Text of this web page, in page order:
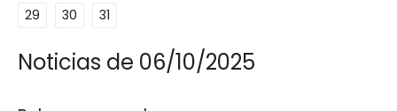
29
30 31
Noticias de 06/10/2025